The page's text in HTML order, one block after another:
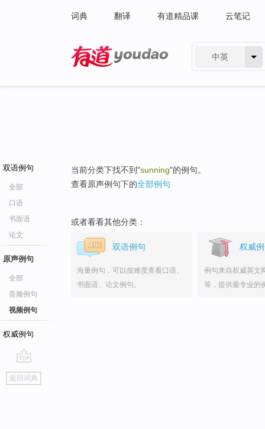
词典 翻译 有道精品课 云笔记
中英
双语例句
全部
口语
书面语
论文
原声例句
全部
音频例句
视频例句
权威例句
go
top
返回词典
当前分类下找不到"sunning"的例句。
查看原声例句下的全部例句
或者看看其他分类：
双语例句
海量例句，可以按难度查看口语、
书面语、论文例句。
权威
例句来自权威英文
等，提供最专业的